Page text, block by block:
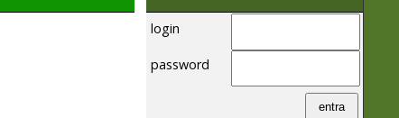
login
password